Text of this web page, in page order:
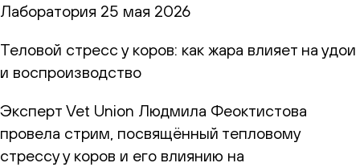
Лаборатория 25 мая 2026
Теловой стресс у коров: как жара влияет на удои
и воспроизводство
Эксперт Vet Union Людмила Феоктистова
провела стрим, посвящённый тепловому
стрессу у коров и его влиянию на